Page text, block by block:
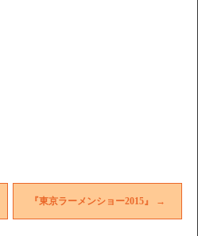
『東京ラーメンショー2015』 →